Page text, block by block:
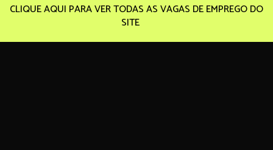
CLIQUE AQUI PARA VER TODAS AS VAGAS DE EMPREGO DO
SITE